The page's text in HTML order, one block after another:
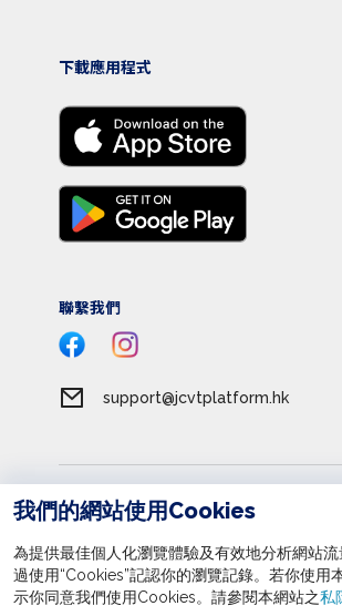
立即報名
下載應用程式
聯繫我們
support@jcvtplatform.hk
私隱政策
收集個人資料聲明
我們的網站使用Cookies
為提供最佳個人化瀏覽體驗及有效地分析網站
過使用“Cookies”記認你的瀏覽記錄。若你使用
示你同意我們使用Cookies。請參閱本網站之私